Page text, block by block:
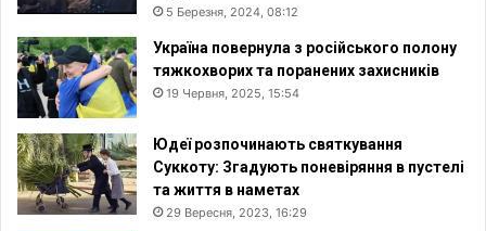
5 Березня, 2024, 08:12
Україна повернула з російського полону
тяжкохворих та поранених захисників
19 Червня, 2025, 15:54
Юдеї розпочинають святкування
Суккоту: Згадують поневіряння в пустелі
та життя в наметах
29 Вересня, 2023, 16:29